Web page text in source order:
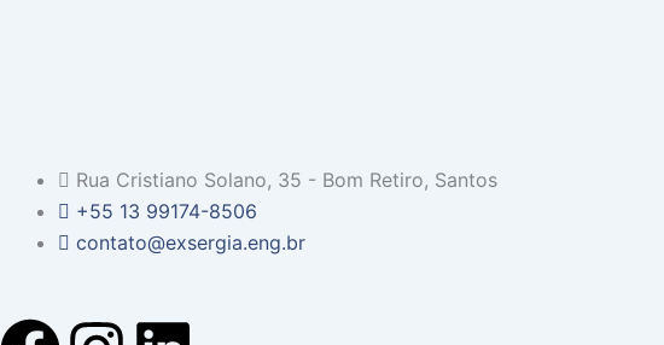
Rua Cristiano Solano, 35 - Bom Retiro, Santos
+55 13 99174-8506
contato@exsergia.eng.br